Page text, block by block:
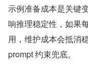
示例准备成本是关键
响推理稳定性，如果
用，维护成本会抵消
prompt 约束兜底。